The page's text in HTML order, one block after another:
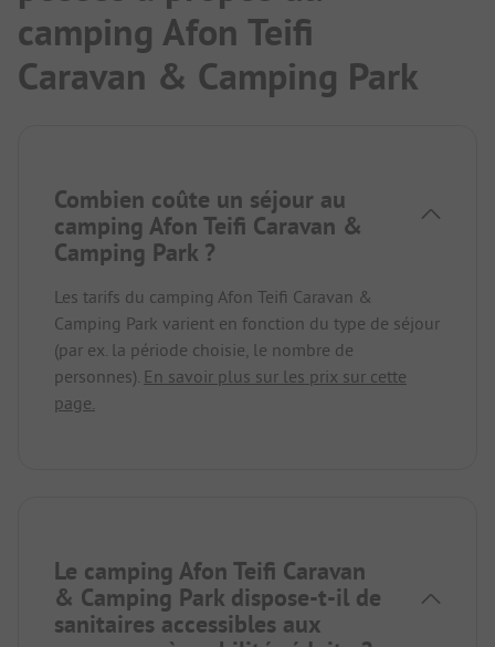
camping Afon Teifi
Caravan & Camping Park
Combien coûte un séjour au
camping Afon Teifi Caravan &
Camping Park ?
Les tarifs du camping Afon Teifi Caravan &
Camping Park varient en fonction du type de séjour
(par ex. la période choisie, le nombre de
personnes). En savoir plus sur les prix sur cette
page.
Le camping Afon Teifi Caravan
& Camping Park dispose-t-il de
sanitaires accessibles aux